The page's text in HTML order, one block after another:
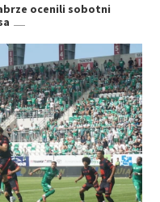
ocenili sobotni